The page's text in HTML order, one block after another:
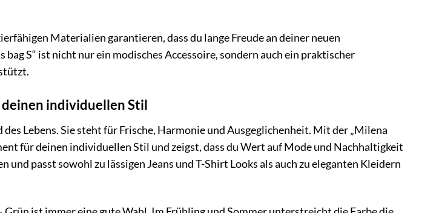
Materialien garantieren, dass du lange Freude an deiner neuen
S“ ist nicht nur ein modisches Accessoire, sondern auch ein praktischer
individuellen Stil
Lebens. Sie steht für Frische, Harmonie und Ausgeglichenheit. Mit der „Milena
für deinen individuellen Stil und zeigst, dass du Wert auf Mode und Nachhaltigkeit
und passt sowohl zu lässigen Jeans und T-Shirt Looks als auch zu eleganten Kleidern